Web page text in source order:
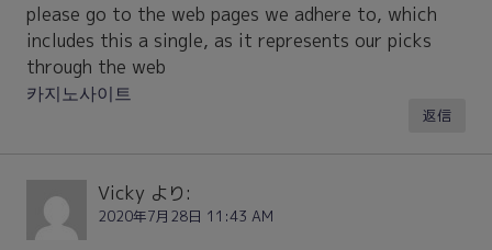
please go to the web pages we adhere to, which
includes this a single, as it represents our picks
through the web
카지노사이트
返信
Vicky より:
2020年7月28日 11:43 AM